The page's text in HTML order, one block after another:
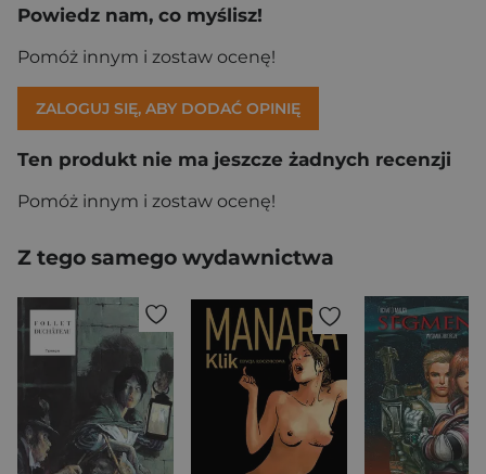
Powiedz nam, co myślisz!
Pomóż innym i zostaw ocenę!
ZALOGUJ SIĘ, ABY DODAĆ OPINIĘ
Ten produkt nie ma jeszcze żadnych recenzji
Pomóż innym i zostaw ocenę!
Z tego samego wydawnictwa